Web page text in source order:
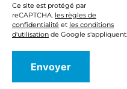
Ce site est protégé par
reCAPTCHA. les règles de
confidentialité et les conditions
d'utilisation de Google s'appliquent.